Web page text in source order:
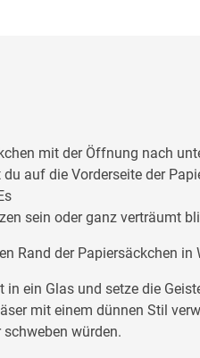
mit der Öffnung nach
auf die Vorderseite der
sein oder ganz verträumt
Rand der Papiersäckchen in
in ein Glas und setze die
mit einem dünnen Stil
schweben würden.